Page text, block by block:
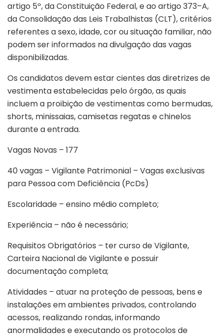
artigo 5º, da Constituição Federal, e ao artigo 373–A,
da Consolidação das Leis Trabalhistas (CLT), critérios
referentes a sexo, idade, cor ou situação familiar, não
podem ser informados na divulgação das vagas
disponibilizadas.
Os candidatos devem estar cientes das diretrizes de
vestimenta estabelecidas pelo órgão, as quais
incluem a proibição de vestimentas como bermudas,
shorts, minissaias, camisetas regatas e chinelos
durante a entrada.
Vagas Novas – 177
40 vagas – Vigilante Patrimonial – Vagas exclusivas
para Pessoa com Deficiência (PcDs)
Escolaridade – ensino médio completo;
Experiência – não é necessário;
Requisitos Obrigatórios – ter curso de Vigilante,
Carteira Nacional de Vigilante e possuir
documentação completa;
Atividades – atuar na proteção de pessoas, bens e
instalações em ambientes privados, controlando
acessos, realizando rondas, informando
anormalidades e executando os protocolos de